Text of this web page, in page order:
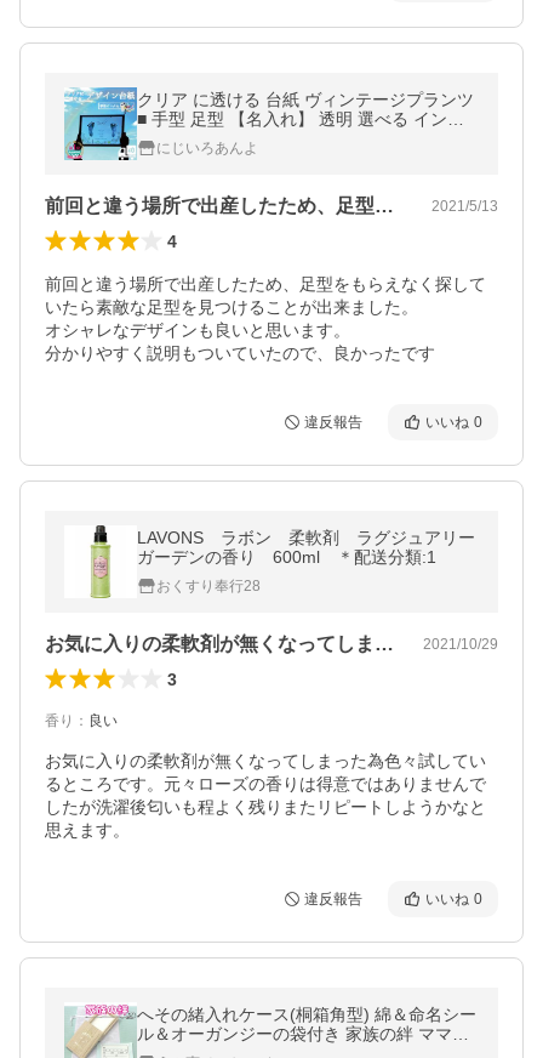
クリア に透ける 台紙 ヴィンテージプランツ
■ 手型 足型 【名入れ】 透明 選べる インク
付き ◆ 記念 誕生 手形 足形 アート ポスター
出産 赤ちゃん ベビー
にじいろあんよ
前回と違う場所で出産したため、足型をも… 2021/5/13
4
前回と違う場所で出産したため、足型をもらえなく探して
いたら素敵な足型を見つけることが出来ました。
オシャレなデザインも良いと思います。
分かりやすく説明もついていたので、良かったです
違反報告 いいね 0
LAVONS ラボン 柔軟剤 ラグジュアリー
ガーデンの香り 600ml ＊配送分類:1
おくすり奉行28
お気に入りの柔軟剤が無くなってしまった… 2021/10/29
3
香り ： 良い
お気に入りの柔軟剤が無くなってしまった為色々試してい
るところです。元々ローズの香りは得意ではありませんで
したが洗濯後匂いも程よく残りまたリピートしようかなと
思えます。
違反報告 いいね 0
へその緒入れケース(桐箱角型) 綿＆命名シー
ル＆オーガンジーの袋付き 家族の絆 ママの
宝物 Preciousゴールド きらめく輝き!送料無